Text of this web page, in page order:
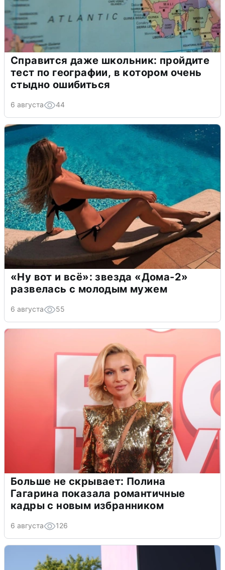
Справится даже школьник: пройдите
тест по географии, в котором очень
стыдно ошибиться
6 августа 44
«Ну вот и всё»: звезда «Дома-2»
развелась с молодым мужем
6 августа 55
Больше не скрывает: Полина
Гагарина показала романтичные
кадры с новым избранником
6 августа 126